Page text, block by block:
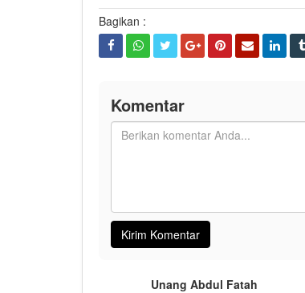
Bagikan :
Komentar
Unang Abdul Fatah